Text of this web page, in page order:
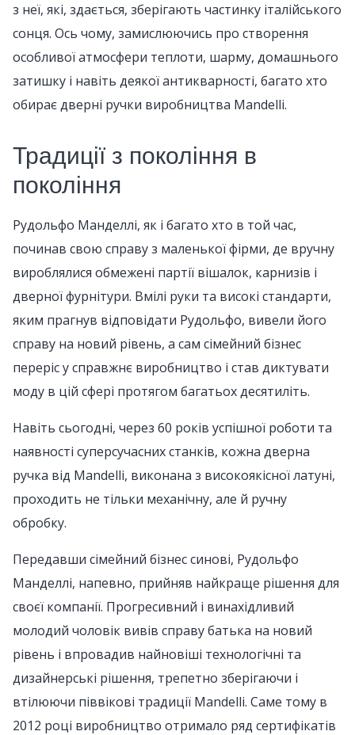
з неї, які, здається, зберігають частинку італійського
сонця. Ось чому, замислюючись про створення
особливої атмосфери теплоти, шарму, домашнього
затишку і навіть деякої антикварності, багато хто
обирає дверні ручки виробництва Mandelli.
Традиції з покоління в
покоління
Рудольфо Манделлі, як і багато хто в той час,
починав свою справу з маленької фірми, де вручну
вироблялися обмежені партії вішалок, карнизів і
дверної фурнітури. Вмілі руки та високі стандарти,
яким прагнув відповідати Рудольфо, вивели його
справу на новий рівень, а сам сімейний бізнес
переріс у справжнє виробництво і став диктувати
моду в цій сфері протягом багатьох десятиліть.
Навіть сьогодні, через 60 років успішної роботи та
наявності суперсучасних станків, кожна дверна
ручка від Mandelli, виконана з високоякісної латуні,
проходить не тільки механічну, але й ручну
обробку.
Передавши сімейний бізнес синові, Рудольфо
Манделлі, напевно, прийняв найкраще рішення для
своєї компанії. Прогресивний і винахідливий
молодий чоловік вивів справу батька на новий
рівень і впровадив найновіші технологічні та
дизайнерські рішення, трепетно зберігаючи і
втілюючи піввікові традиції Mandelli. Саме тому в
2012 році виробництво отримало ряд сертифікатів